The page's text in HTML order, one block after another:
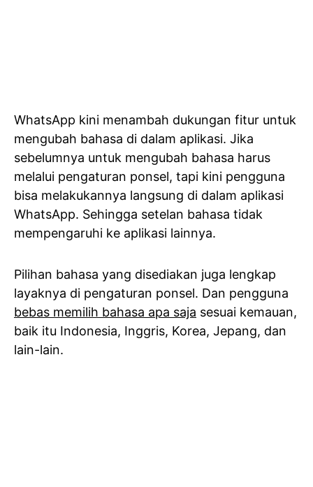
WhatsApp kini menambah dukungan fitur untuk
mengubah bahasa di dalam aplikasi. Jika
sebelumnya untuk mengubah bahasa harus
melalui pengaturan ponsel, tapi kini pengguna
bisa melakukannya langsung di dalam aplikasi
WhatsApp. Sehingga setelan bahasa tidak
mempengaruhi ke aplikasi lainnya.
Pilihan bahasa yang disediakan juga lengkap
layaknya di pengaturan ponsel. Dan pengguna
bebas memilih bahasa apa saja sesuai kemauan,
baik itu Indonesia, Inggris, Korea, Jepang, dan
lain-lain.